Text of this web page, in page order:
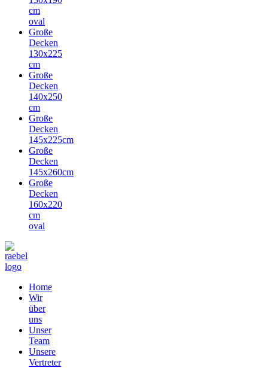
cm
oval
Große
Decken
130x225
cm
Große
Decken
140x250
cm
Große
Decken
145x225cm
Große
Decken
145x260cm
Große
Decken
160x220
cm
oval
Home
Wir
über
uns
Unser
Team
Unsere
Vertreter